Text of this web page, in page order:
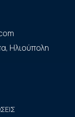
Ηλιούπολη